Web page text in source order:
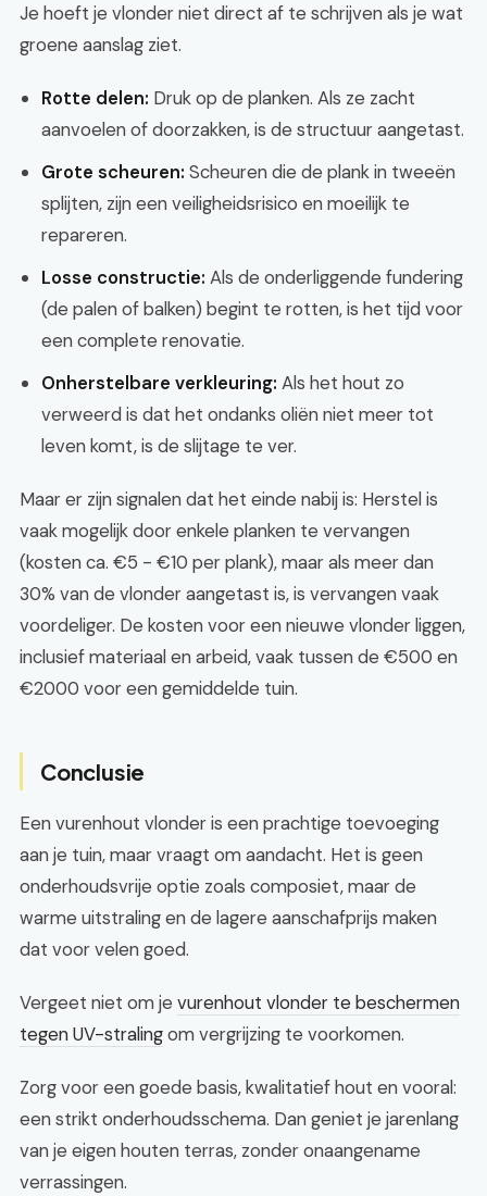
Je hoeft je vlonder niet direct af te schrijven als je wat
groene aanslag ziet.
Rotte delen: Druk op de planken. Als ze zacht
aanvoelen of doorzakken, is de structuur aangetast.
Grote scheuren: Scheuren die de plank in tweeën
splijten, zijn een veiligheidsrisico en moeilijk te
repareren.
Losse constructie: Als de onderliggende fundering
(de palen of balken) begint te rotten, is het tijd voor
een complete renovatie.
Onherstelbare verkleuring: Als het hout zo
verweerd is dat het ondanks oliën niet meer tot
leven komt, is de slijtage te ver.
Maar er zijn signalen dat het einde nabij is: Herstel is
vaak mogelijk door enkele planken te vervangen
(kosten ca. €5 - €10 per plank), maar als meer dan
30% van de vlonder aangetast is, is vervangen vaak
voordeliger. De kosten voor een nieuwe vlonder liggen,
inclusief materiaal en arbeid, vaak tussen de €500 en
€2000 voor een gemiddelde tuin.
Conclusie
Een vurenhout vlonder is een prachtige toevoeging
aan je tuin, maar vraagt om aandacht. Het is geen
onderhoudsvrije optie zoals composiet, maar de
warme uitstraling en de lagere aanschafprijs maken
dat voor velen goed.
Vergeet niet om je vurenhout vlonder te beschermen
tegen UV-stralingom vergrijzing te voorkomen.
Zorg voor een goede basis, kwalitatief hout en vooral:
een strikt onderhoudsschema. Dan geniet je jarenlang
van je eigen houten terras, zonder onaangename
verrassingen.